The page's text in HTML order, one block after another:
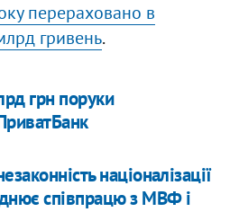
перераховано в
гривень.
грн поруки
націоналізації
співпрацю з МВФ і